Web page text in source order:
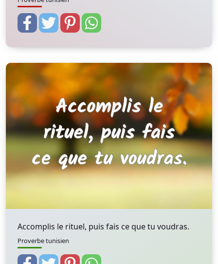
Accomplis le rituel, puis fais ce que tu voudras.
Proverbe tunisien